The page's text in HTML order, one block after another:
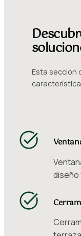
Esta sección
diseño